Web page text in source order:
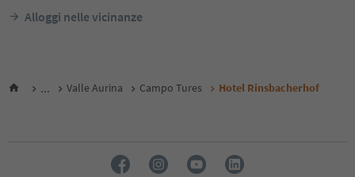
Alloggi nelle vicinanze
... Valle Aurina Campo Tures Hotel Rinsbacherhof